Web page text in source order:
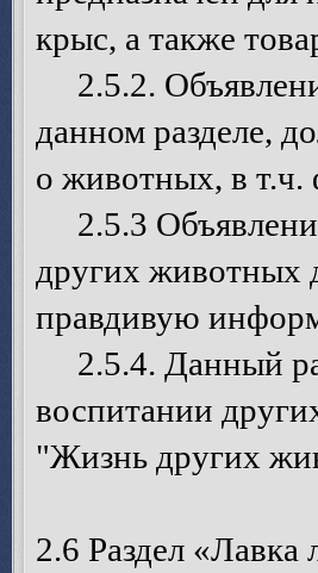
крыс, а также
2.5.2.
данном разделе,
о животных, в т.ч.
2.5.3
других животных
правдивую
2.5.4. Данный
воспитании
"Жизнь других
2.6 Раздел